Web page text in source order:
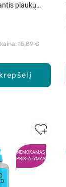
plaukų
15,89 €
NEMOKAMAS
PRISTATYMAS